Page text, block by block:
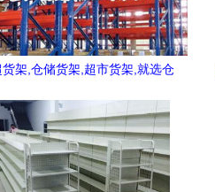
架,仓储货架,超市货架,就选仓